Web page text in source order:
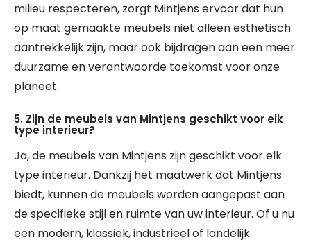
milieu respecteren, zorgt Mintjens ervoor dat hun
op maat gemaakte meubels niet alleen esthetisch
aantrekkelijk zijn, maar ook bijdragen aan een meer
duurzame en verantwoorde toekomst voor onze
planeet.
5. Zijn de meubels van Mintjens geschikt voor elk
type interieur?
Ja, de meubels van Mintjens zijn geschikt voor elk
type interieur. Dankzij het maatwerk dat Mintjens
biedt, kunnen de meubels worden aangepast aan
de specifieke stijl en ruimte van uw interieur. Of u nu
een modern, klassiek, industrieel of landelijk